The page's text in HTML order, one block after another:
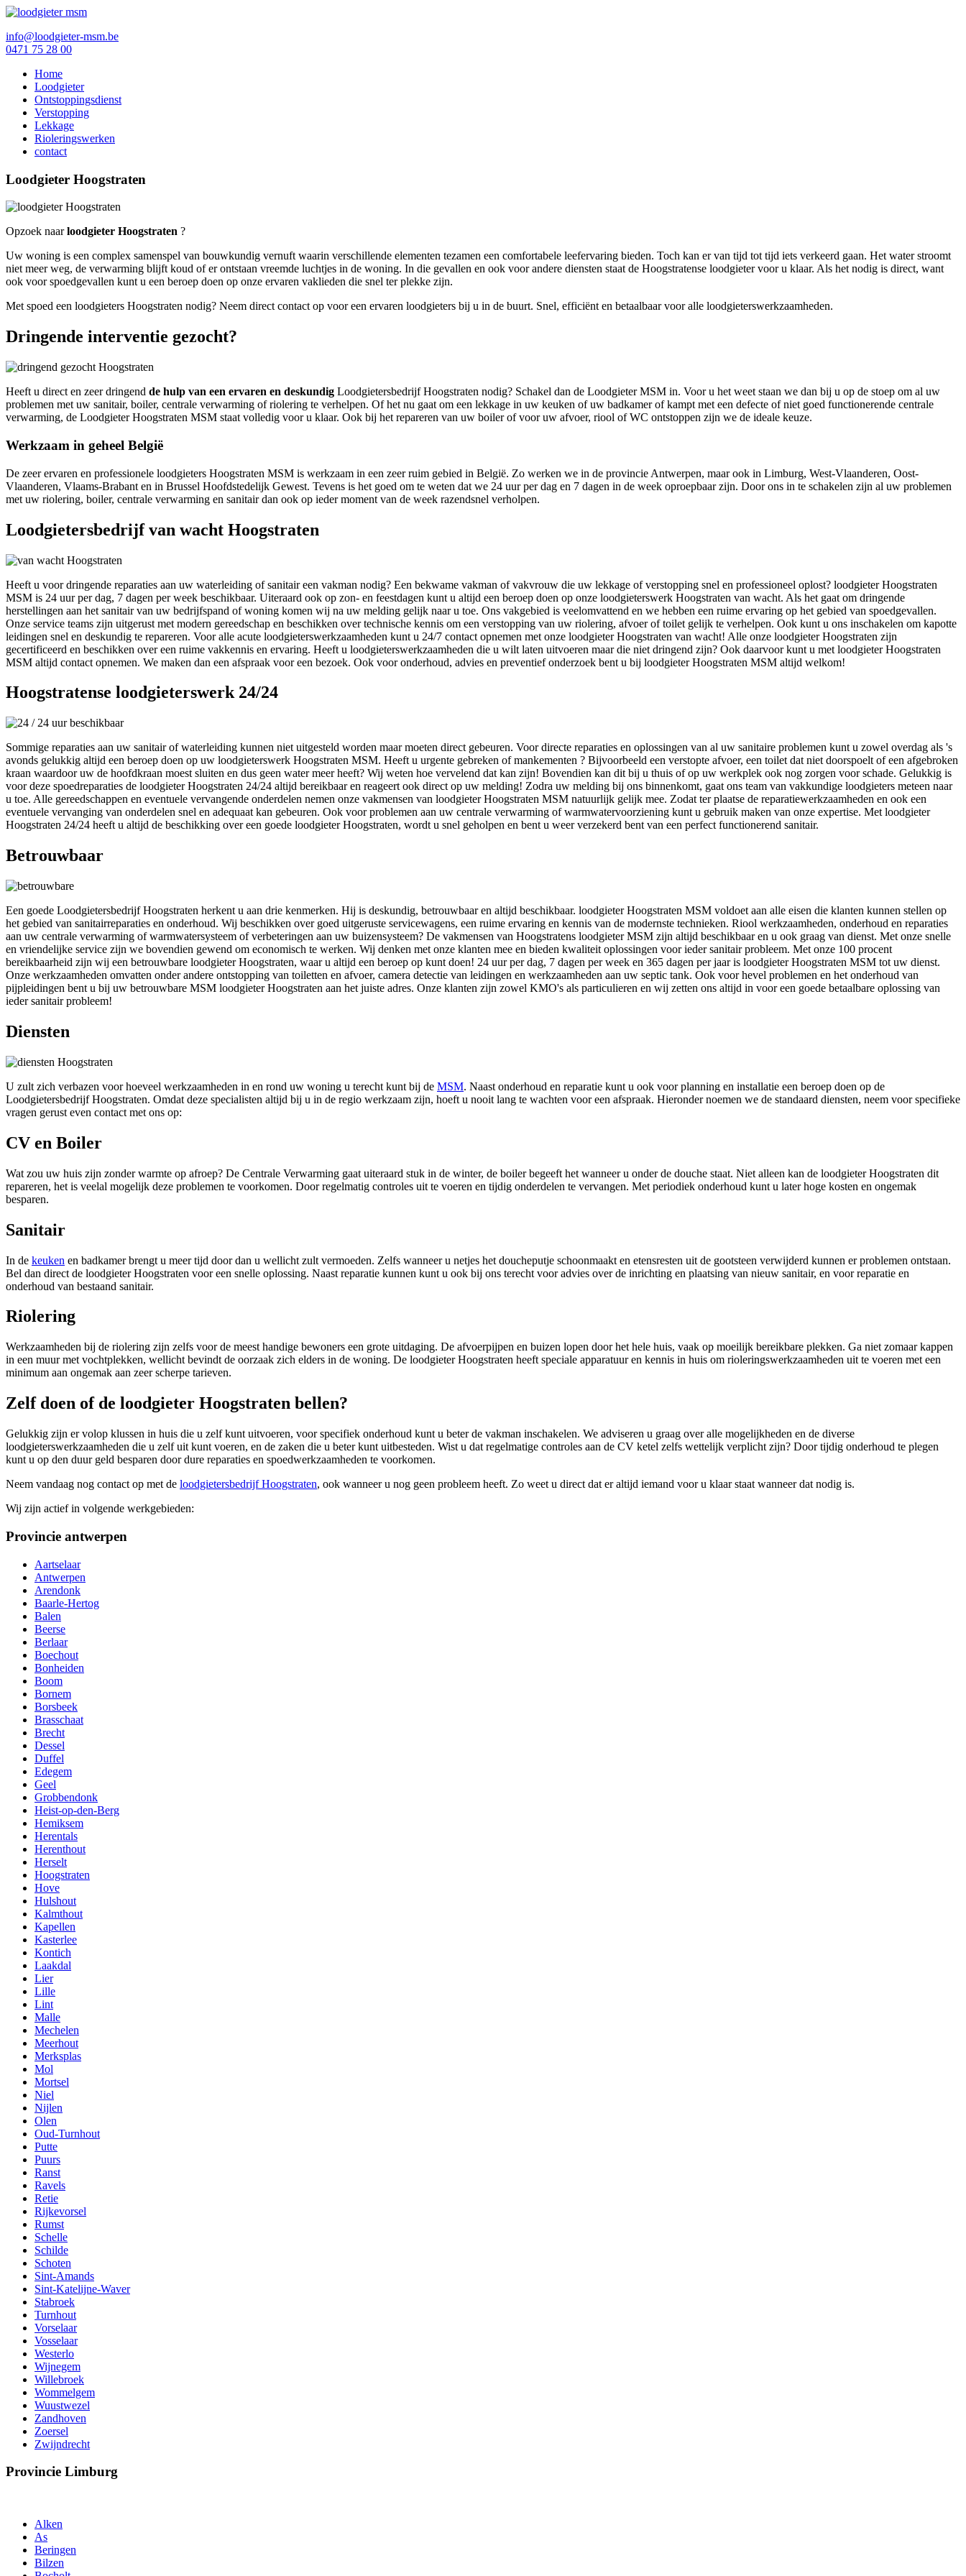
info@loodgieter-msm.be
0471 75 28 00
Home
Loodgieter
Ontstoppingsdienst
Verstopping
Lekkage
Rioleringswerken
contact
Loodgieter Hoogstraten
Opzoek naarloodgieter Hoogstraten ?
Uw woning is een complex samenspel van bouwkundig vernuft waarin verschillende elementen tezamen een comfortabele leefervaring bieden. Toch kan er van tijd tot tijd iets verkeerd gaan. Het water stroomt
niet meer weg, de verwarming blijft koud of er ontstaan vreemde luchtjes in de woning. In die gevallen en ook voor andere diensten staat de Hoogstratense loodgieter voor u klaar. Als het nodig is direct, want
ook voor spoedgevallen kunt u een beroep doen op onze ervaren vaklieden die snel ter plekke zijn.
Met spoed een loodgieters Hoogstraten nodig? Neem direct contact op voor een ervaren loodgieters bij u in de buurt. Snel, efficiënt en betaalbaar voor alle loodgieterswerkzaamheden.
Dringende interventie gezocht?
Heeft u direct en zeer dringend de hulp van een ervaren en deskundig Loodgietersbedrijf Hoogstraten nodig? Schakel dan de Loodgieter MSM in. Voor u het weet staan we dan bij u op de stoep om al uw
problemen met uw sanitair, boiler, centrale verwarming of riolering te verhelpen. Of het nu gaat om een lekkage in uw keuken of uw badkamer of kampt met een defecte of niet goed functionerende centrale
verwarming, de Loodgieter Hoogstraten MSM staat volledig voor u klaar. Ook bij het repareren van uw boiler of voor uw afvoer, riool of WC ontstoppen zijn we de ideale keuze.
Werkzaam in geheel België
De zeer ervaren en professionele loodgieters Hoogstraten MSM is werkzaam in een zeer ruim gebied in België. Zo werken we in de provincie Antwerpen, maar ook in Limburg, West-Vlaanderen, Oost-
Vlaanderen, Vlaams-Brabant en in Brussel Hoofdstedelijk Gewest. Tevens is het goed om te weten dat we 24 uur per dag en 7 dagen in de week oproepbaar zijn. Door ons in te schakelen zijn al uw problemen
met uw riolering, boiler, centrale verwarming en sanitair dan ook op ieder moment van de week razendsnel verholpen.
Loodgietersbedrijf van wacht Hoogstraten
Heeft u voor dringende reparaties aan uw waterleiding of sanitair een vakman nodig? Een bekwame vakman of vakvrouw die uw lekkage of verstopping snel en professioneel oplost? loodgieter Hoogstraten
MSM is 24 uur per dag, 7 dagen per week beschikbaar. Uiteraard ook op zon- en feestdagen kunt u altijd een beroep doen op onze loodgieterswerk Hoogstraten van wacht. Als het gaat om dringende
herstellingen aan het sanitair van uw bedrijfspand of woning komen wij na uw melding gelijk naar u toe. Ons vakgebied is veelomvattend en we hebben een ruime ervaring op het gebied van spoedgevallen.
Onze service teams zijn uitgerust met modern gereedschap en beschikken over technische kennis om een verstopping van uw riolering, afvoer of toilet gelijk te verhelpen. Ook kunt u ons inschakelen om kapotte
leidingen snel en deskundig te repareren. Voor alle acute loodgieterswerkzaamheden kunt u 24/7 contact opnemen met onze loodgieter Hoogstraten van wacht! Alle onze loodgieter Hoogstraten zijn
gecertificeerd en beschikken over een ruime vakkennis en ervaring. Heeft u loodgieterswerkzaamheden die u wilt laten uitvoeren maar die niet dringend zijn? Ook daarvoor kunt u met loodgieter Hoogstraten
MSM altijd contact opnemen. We maken dan een afspraak voor een bezoek. Ook voor onderhoud, advies en preventief onderzoek bent u bij loodgieter Hoogstraten MSM altijd welkom!
Hoogstratense loodgieterswerk 24/24
Sommige reparaties aan uw sanitair of waterleiding kunnen niet uitgesteld worden maar moeten direct gebeuren. Voor directe reparaties en oplossingen van al uw sanitaire problemen kunt u zowel overdag als 's
avonds gelukkig altijd een beroep doen op uw loodgieterswerk Hoogstraten MSM. Heeft u urgente gebreken of mankementen ? Bijvoorbeeld een verstopte afvoer, een toilet dat niet doorspoelt of een afgebroken
kraan waardoor uw de hoofdkraan moest sluiten en dus geen water meer heeft? Wij weten hoe vervelend dat kan zijn! Bovendien kan dit bij u thuis of op uw werkplek ook nog zorgen voor schade. Gelukkig is
voor deze spoedreparaties de loodgieter Hoogstraten 24/24 altijd bereikbaar en reageert ook direct op uw melding! Zodra uw melding bij ons binnenkomt, gaat ons team van vakkundige loodgieters meteen naar
u toe. Alle gereedschappen en eventuele vervangende onderdelen nemen onze vakmensen van loodgieter Hoogstraten MSM natuurlijk gelijk mee. Zodat ter plaatse de reparatiewerkzaamheden en ook een
eventuele vervanging van onderdelen snel en adequaat kan gebeuren. Ook voor problemen aan uw centrale verwarming of warmwatervoorziening kunt u gebruik maken van onze expertise. Met loodgieter
Hoogstraten 24/24 heeft u altijd de beschikking over een goede loodgieter Hoogstraten, wordt u snel geholpen en bent u weer verzekerd bent van een perfect functionerend sanitair.
Betrouwbaar
Een goede Loodgietersbedrijf Hoogstraten herkent u aan drie kenmerken. Hij is deskundig, betrouwbaar en altijd beschikbaar. loodgieter Hoogstraten MSM voldoet aan alle eisen die klanten kunnen stellen op
het gebied van sanitairreparaties en onderhoud. Wij beschikken over goed uitgeruste servicewagens, een ruime ervaring en kennis van de modernste technieken. Riool werkzaamheden, onderhoud en reparaties
aan uw centrale verwarming of warmwatersysteem of verbeteringen aan uw buizensysteem? De vakmensen van Hoogstratens loodgieter MSM zijn altijd beschikbaar en u ook graag van dienst. Met onze snelle
en vriendelijke service zijn we bovendien gewend om economisch te werken. Wij denken met onze klanten mee en bieden kwaliteit oplossingen voor ieder sanitair probleem. Met onze 100 procent
bereikbaarheid zijn wij een betrouwbare loodgieter Hoogstraten, waar u altijd een beroep op kunt doen! 24 uur per dag, 7 dagen per week en 365 dagen per jaar is loodgieter Hoogstraten MSM tot uw dienst.
Onze werkzaamheden omvatten onder andere ontstopping van toiletten en afvoer, camera detectie van leidingen en werkzaamheden aan uw septic tank. Ook voor hevel problemen en het onderhoud van
pijpleidingen bent u bij uw betrouwbare MSM loodgieter Hoogstraten aan het juiste adres. Onze klanten zijn zowel KMO's als particulieren en wij zetten ons altijd in voor een goede betaalbare oplossing van
ieder sanitair probleem!
Diensten
U zult zich verbazen voor hoeveel werkzaamheden in en rond uw woning u terecht kunt bij de MSM. Naast onderhoud en reparatie kunt u ook voor planning en installatie een beroep doen op de
Loodgietersbedrijf Hoogstraten. Omdat deze specialisten altijd bij u in de regio werkzaam zijn, hoeft u nooit lang te wachten voor een afspraak. Hieronder noemen we de standaard diensten, neem voor specifieke
vragen gerust even contact met ons op:
CV en Boiler
Wat zou uw huis zijn zonder warmte op afroep? De Centrale Verwarming gaat uiteraard stuk in de winter, de boiler begeeft het wanneer u onder de douche staat. Niet alleen kan de loodgieter Hoogstraten dit
repareren, het is veelal mogelijk deze problemen te voorkomen. Door regelmatig controles uit te voeren en tijdig onderdelen te vervangen. Met periodiek onderhoud kunt u later hoge kosten en ongemak
besparen.
Sanitair
In de keuken en badkamer brengt u meer tijd door dan u wellicht zult vermoeden. Zelfs wanneer u netjes het doucheputje schoonmaakt en etensresten uit de gootsteen verwijderd kunnen er problemen ontstaan.
Bel dan direct de loodgieter Hoogstraten voor een snelle oplossing. Naast reparatie kunnen kunt u ook bij ons terecht voor advies over de inrichting en plaatsing van nieuw sanitair, en voor reparatie en
onderhoud van bestaand sanitair.
Riolering
Werkzaamheden bij de riolering zijn zelfs voor de meest handige bewoners een grote uitdaging. De afvoerpijpen en buizen lopen door het hele huis, vaak op moeilijk bereikbare plekken. Ga niet zomaar kappen
in een muur met vochtplekken, wellicht bevindt de oorzaak zich elders in de woning. De loodgieter Hoogstraten heeft speciale apparatuur en kennis in huis om rioleringswerkzaamheden uit te voeren met een
minimum aan ongemak aan zeer scherpe tarieven.
Zelf doen of de loodgieter Hoogstraten bellen?
Gelukkig zijn er volop klussen in huis die u zelf kunt uitvoeren, voor specifiek onderhoud kunt u beter de vakman inschakelen. We adviseren u graag over alle mogelijkheden en de diverse
loodgieterswerkzaamheden die u zelf uit kunt voeren, en de zaken die u beter kunt uitbesteden. Wist u dat regelmatige controles aan de CV ketel zelfs wettelijk verplicht zijn? Door tijdig onderhoud te plegen
kunt u op den duur geld besparen door dure reparaties en spoedwerkzaamheden te voorkomen.
Neem vandaag nog contact op met de loodgietersbedrijf Hoogstraten, ook wanneer u nog geen probleem heeft. Zo weet u direct dat er altijd iemand voor u klaar staat wanneer dat nodig is.
Wij zijn actief in volgende werkgebieden:
Provincie antwerpen
Aartselaar
Antwerpen
Arendonk
Baarle-Hertog
Balen
Beerse
Berlaar
Boechout
Bonheiden
Boom
Bornem
Borsbeek
Brasschaat
Brecht
Dessel
Duffel
Edegem
Geel
Grobbendonk
Heist-op-den-Berg
Hemiksem
Herentals
Herenthout
Herselt
Hoogstraten
Hove
Hulshout
Kalmthout
Kapellen
Kasterlee
Kontich
Laakdal
Lier
Lille
Lint
Malle
Mechelen
Meerhout
Merksplas
Mol
Mortsel
Niel
Nijlen
Olen
Oud-Turnhout
Putte
Puurs
Ranst
Ravels
Retie
Rijkevorsel
Rumst
Schelle
Schilde
Schoten
Sint-Amands
Sint-Katelijne-Waver
Stabroek
Turnhout
Vorselaar
Vosselaar
Westerlo
Wijnegem
Willebroek
Wommelgem
Wuustwezel
Zandhoven
Zoersel
Zwijndrecht
Provincie Limburg
Alken
As
Beringen
Bilzen